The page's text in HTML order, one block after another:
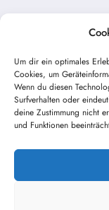
Um dir ein optimales
Cookies, um
Wenn du diesen
Surfverhalten oder
deine Zustimmung nicht
und Funktionen
Vorheriger
Einsatz –
Holz nach
Nächster Beitrag
Tag der